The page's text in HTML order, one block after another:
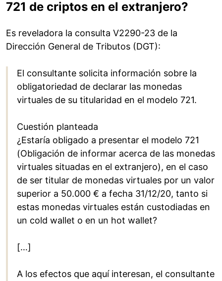
721 de criptos en el extranjero?
Es reveladora la consulta V2290-23 de la
Dirección General de Tributos (DGT):
El consultante solicita información sobre la
obligatoriedad de declarar las monedas
virtuales de su titularidad en el modelo 721.
Cuestión planteada
¿Estaría obligado a presentar el modelo 721
(Obligación de informar acerca de las monedas
virtuales situadas en el extranjero), en el caso
de ser titular de monedas virtuales por un valor
superior a 50.000 € a fecha 31/12/20, tanto si
estas monedas virtuales están custodiadas en
un cold wallet o en un hot wallet?
[…]
A los efectos que aquí interesan, el consultante